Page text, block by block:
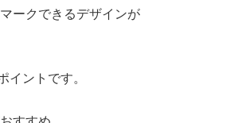
ークできるデザインが
ントです。